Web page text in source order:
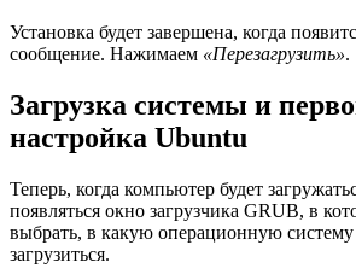
Установка будет завершена, когда
сообщение. Нажимаем «Перезагрузить».
Загрузка системы и
настройка Ubuntu
Теперь, когда компьютер будет
появляться окно загрузчика GRUB, в
выбрать, в какую операционную
загрузиться.